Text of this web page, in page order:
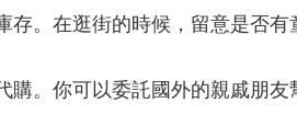
存。在逛街的時候，留意是否
購。你可以委託國外的親戚朋友